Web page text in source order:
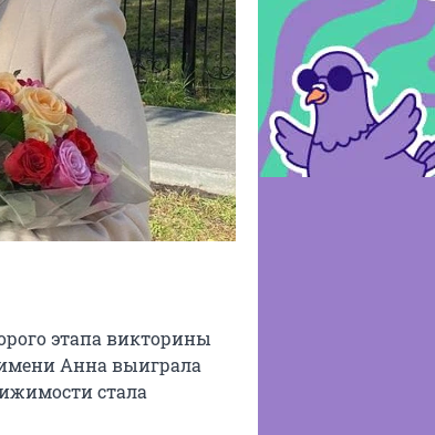
этапа викторины
Анна выиграла
стала